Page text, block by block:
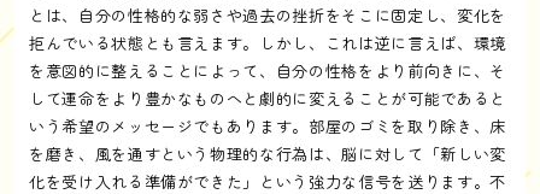
とは、自分の性格的な弱さや過去の挫折をそこに固定し、変化を
拒んでいる状態とも言えます。しかし、これは逆に言えば、環境
を意図的に整えることによって、自分の性格をより前向きに、そ
して運命をより豊かなものへと劇的に変えることが可能であると
いう希望のメッセージでもあります。部屋のゴミを取り除き、床
を磨き、風を通すという物理的な行為は、脳に対して「新しい変
化を受け入れる準備ができた」という強力な信号を送ります。不